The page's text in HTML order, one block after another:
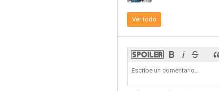
Ver todo